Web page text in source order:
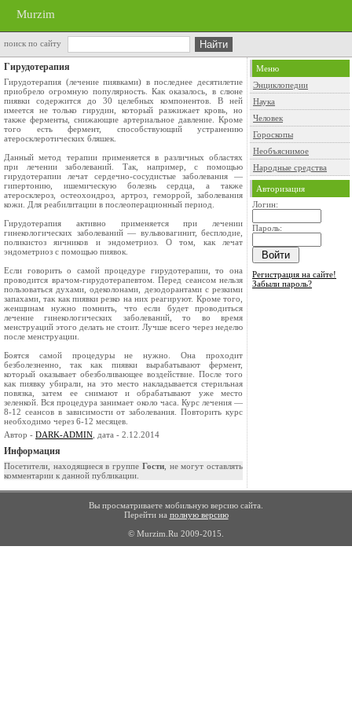
Murzim
поиск по сайту
Гирудотерапия
Гирудотерапия (лечение пиявками) в последнее десятилетие
приобрело огромную популярность. Как оказалось, в слюне
пиявки содержится до 30 целебных компонентов. В ней
имеется не только гирудин, который разжижает кровь, но
также ферменты, снижающие артериальное давление. Кроме
того есть фермент, способствующий устранению
атеросклеротических бляшек.
Данный метод терапии применяется в различных областях
при лечении заболеваний. Так, например, с помощью
гирудотерапии лечат сердечно-сосудистые заболевания —
гипертонию, ишемическую болезнь сердца, а также
атеросклероз, остеохондроз, артроз, геморрой, заболевания
кожи. Для реабилитации в послеоперационный период.
Гирудотерапия активно применяется при лечении
гинекологических заболеваний — вульвовагинит, бесплодие,
поликистоз яичников и эндометриоз. О том, как лечат
эндометриоз с помощью пиявок.
Если говорить о самой процедуре гирудотерапии, то она
проводится врачом-гирудотерапевтом. Перед сеансом нельзя
пользоваться духами, одеколонами, дезодорантами с резкими
запахами, так как пиявки резко на них реагируют. Кроме того,
женщинам нужно помнить, что если будет проводиться
лечение гинекологических заболеваний, то во время
менструаций этого делать не стоит. Лучше всего через неделю
после менструации.
Боятся самой процедуры не нужно. Она проходит
безболезненно, так как пиявки вырабатывают фермент,
который оказывает обезболивающее воздействие. После того
как пиявку убирали, на это место накладывается стерильная
повязка, затем ее снимают и обрабатывают уже место
зеленкой. Вся процедура занимает около часа. Курс лечения —
8-12 сеансов в зависимости от заболевания. Повторить курс
необходимо через 6-12 месяцев.
Автор - DARK-ADMIN , дата - 2.12.2014
Информация
Посетители, находящиеся в группе Гости, не могут оставлять
комментарии к данной публикации.
Меню
Энциклопедии
Наука
Человек
Гороскопы
Необъяснимое
Народные средства
Авторизация
Логин:
Пароль:
Регистрация на сайте!
Забыли пароль?
Вы просматриваете мобильную версию сайта.
Перейти на полную версию
© Murzim.Ru 2009-2015.